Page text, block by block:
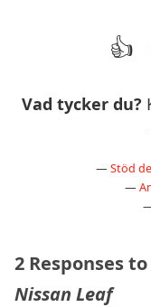
Vad tycker du?
— Stöd
—
2 Responses to
Nissan Leaf